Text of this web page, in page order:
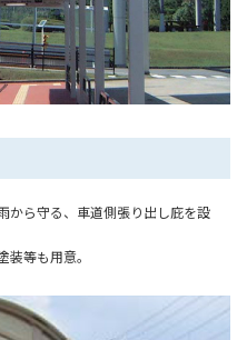
から守る、車道側張り出し庇を設
等も用意。